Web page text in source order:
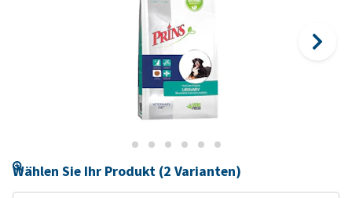
Wählen Sie Ihr Produkt (2 Varianten)